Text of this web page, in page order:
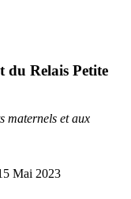
du Relais Petite
maternels et aux
Mai 2023